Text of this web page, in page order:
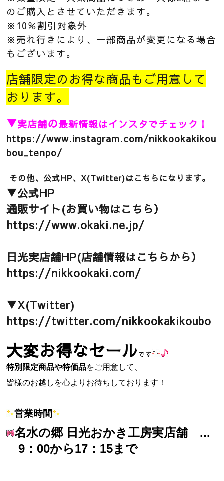
のご購入とさせていただきます。
※10％割引対象外
※売れ行きにより、一部商品が変更になる場合
もございます。
店舗限定のお得な商品もご用意して
おります。
▼実店舗の最新情報はインスタでチェック！
https://www.instagram.com/nikkookakikou
bou_tenpo/
その他、公式HP、X(Twitter)はこちらになります。
▼公式HP
通販サイト(お買い物はこちら）
https://www.okaki.ne.jp/
日光実店舗HP(店舗情報はこちらから）
https://nikkookaki.com/
▼X(Twitter)
https://twitter.com/nikkookakikoubo
大変お得なセールです
特別限定商品や特価品をご用意して、
皆様のお越しを心よりお待ちしております！
営業時間
名水の郷 日光おかき工房実店舗 ...
9：00から17：15まで